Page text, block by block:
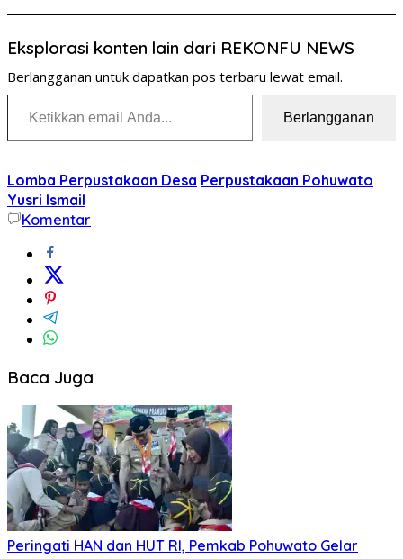
Eksplorasi konten lain dari REKONFU NEWS
Berlangganan untuk dapatkan pos terbaru lewat email.
Ketikkan email Anda...
Berlangganan
Lomba Perpustakaan Desa Perpustakaan Pohuwato
Yusri Ismail
Komentar
Baca Juga
Peringati HAN dan HUT RI, Pemkab Pohuwato Gelar